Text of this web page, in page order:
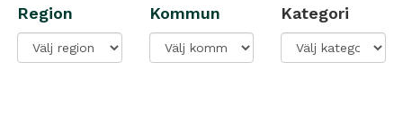
Region Kommun Kategori